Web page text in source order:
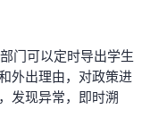
可以定时导出学生
外出理由，对政策进
发现异常，即时溯